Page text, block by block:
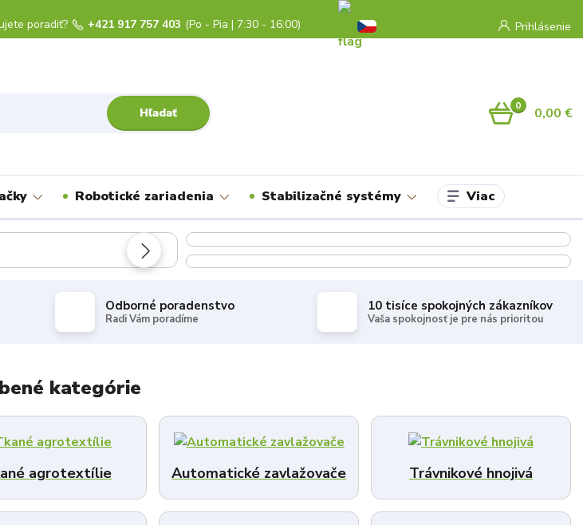
poradiť? +421 917 757 403 (Po - Pia | 7:30 - 16:00) Prihlásenie
Hľadať 0 0,00 €
Robotické zariadenia Stabilizačné systémy Viac
Odborné poradenstvo
Radi Vám poradíme
10 tisíce spokojných zákazníkov
Vaša spokojnosť je pre nás prioritou
kategórie
agrotextílie Automatické zavlažovače Trávnikové hnojivá